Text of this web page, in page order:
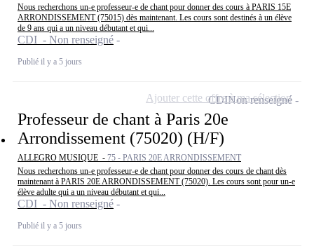
Nous recherchons un-e professeur-e de chant pour donner des cours à PARIS 15E
ARRONDISSEMENT (75015) dès maintenant. Les cours sont destinés à un élève
de 9 ans qui a un niveau débutant et qui...
CDI - Non renseigné
Publié il y a 5 jours
Professeur de chant à Paris 20e
Arrondissement (75020) (H/F)
ALLEGRO MUSIQUE - 75 - PARIS 20E ARRONDISSEMENT
Nous recherchons un-e professeur-e de chant pour donner des cours de chant dès
maintenant à PARIS 20E ARRONDISSEMENT (75020). Les cours sont pour un-e
élève adulte qui a un niveau débutant et qui...
CDI - Non renseigné
Publié il y a 5 jours
CDINon renseigné
Ajouter cette offre à ma sélection